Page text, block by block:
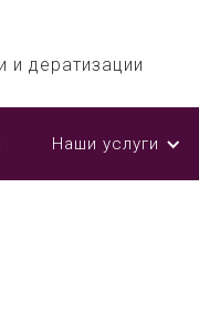
и дератизации
Наши услуги